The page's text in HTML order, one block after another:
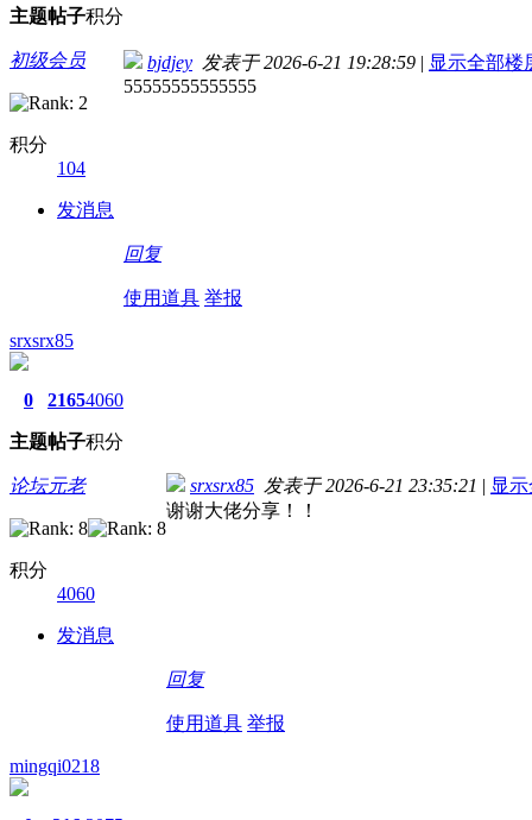
主题帖子积分
初级会员
积分
104
发消息
bjdjey 发表于 2026-6-21 19:28:59 | 显示全部楼
55555555555555
回复
使用道具 举报
srxsrx85
0
主题
2165
帖子
4060
积分
论坛元老
积分
4060
发消息
srxsrx85 发表于 2026-6-21 23:35:21 | 显
谢谢大佬分享！！
回复
使用道具 举报
mingqi0218